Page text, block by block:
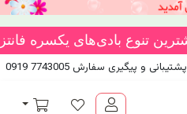
پشتیبانی و پیگیری سفارش 7743005 0919
لیست مورد علاقه
سبد خرید